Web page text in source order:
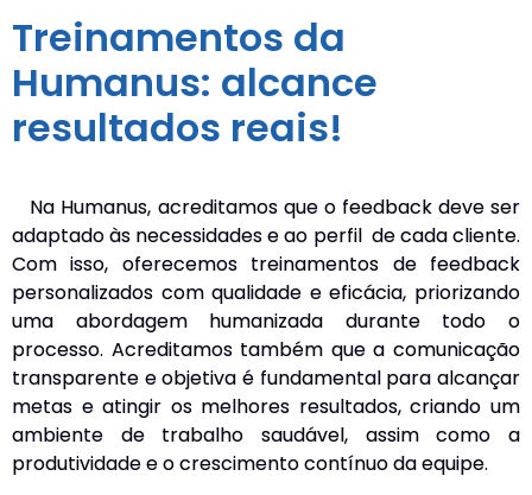
Treinamentos da
Humanus: alcance
resultados reais!
Na Humanus, acreditamos que o feedback deve ser
adaptado às necessidades e ao perfil de cada cliente.
Com isso, oferecemos treinamentos de feedback
personalizados com qualidade e eficácia, priorizando
uma abordagem humanizada durante todo o
processo. Acreditamos também que a comunicação
transparente e objetiva é fundamental para alcançar
metas e atingir os melhores resultados, criando um
ambiente de trabalho saudável, assim como a
produtividade e o crescimento contínuo da equipe.